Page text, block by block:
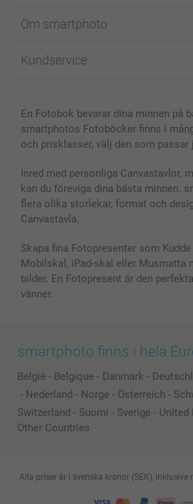
Fotokort
Fotoböcker
Skal till Mobil & Surfplatta
MyNameBook
Fotoramar & Tillbehör
Presentkort
Alla fotoprodukter
Om smartphoto
För affiliates
Sitemap
Villkor och garantier
Kundservice
smartbonus
Priser & betalning
En Fotobok bevarar dina minnen på
smartphotos Fotoböcker finns i
och prisklasser, välj den som passar
Inred med personliga Canvastavlor,
kan du föreviga dina bästa minnen.
flera olika storlekar, format och
Canvastavla.
Skapa fina Fotopresenter som
Mobilskal, iPad-skal eller Musmatta
bilder. En Fotopresent är den
vänner.
smartphoto finns i hela
België - Belgique - Danmark -
- Nederland - Norge - Österreich -
Switzerland - Suomi - Sverige - United
Other Countries
Alla priser är i svenska kronor (SEK),